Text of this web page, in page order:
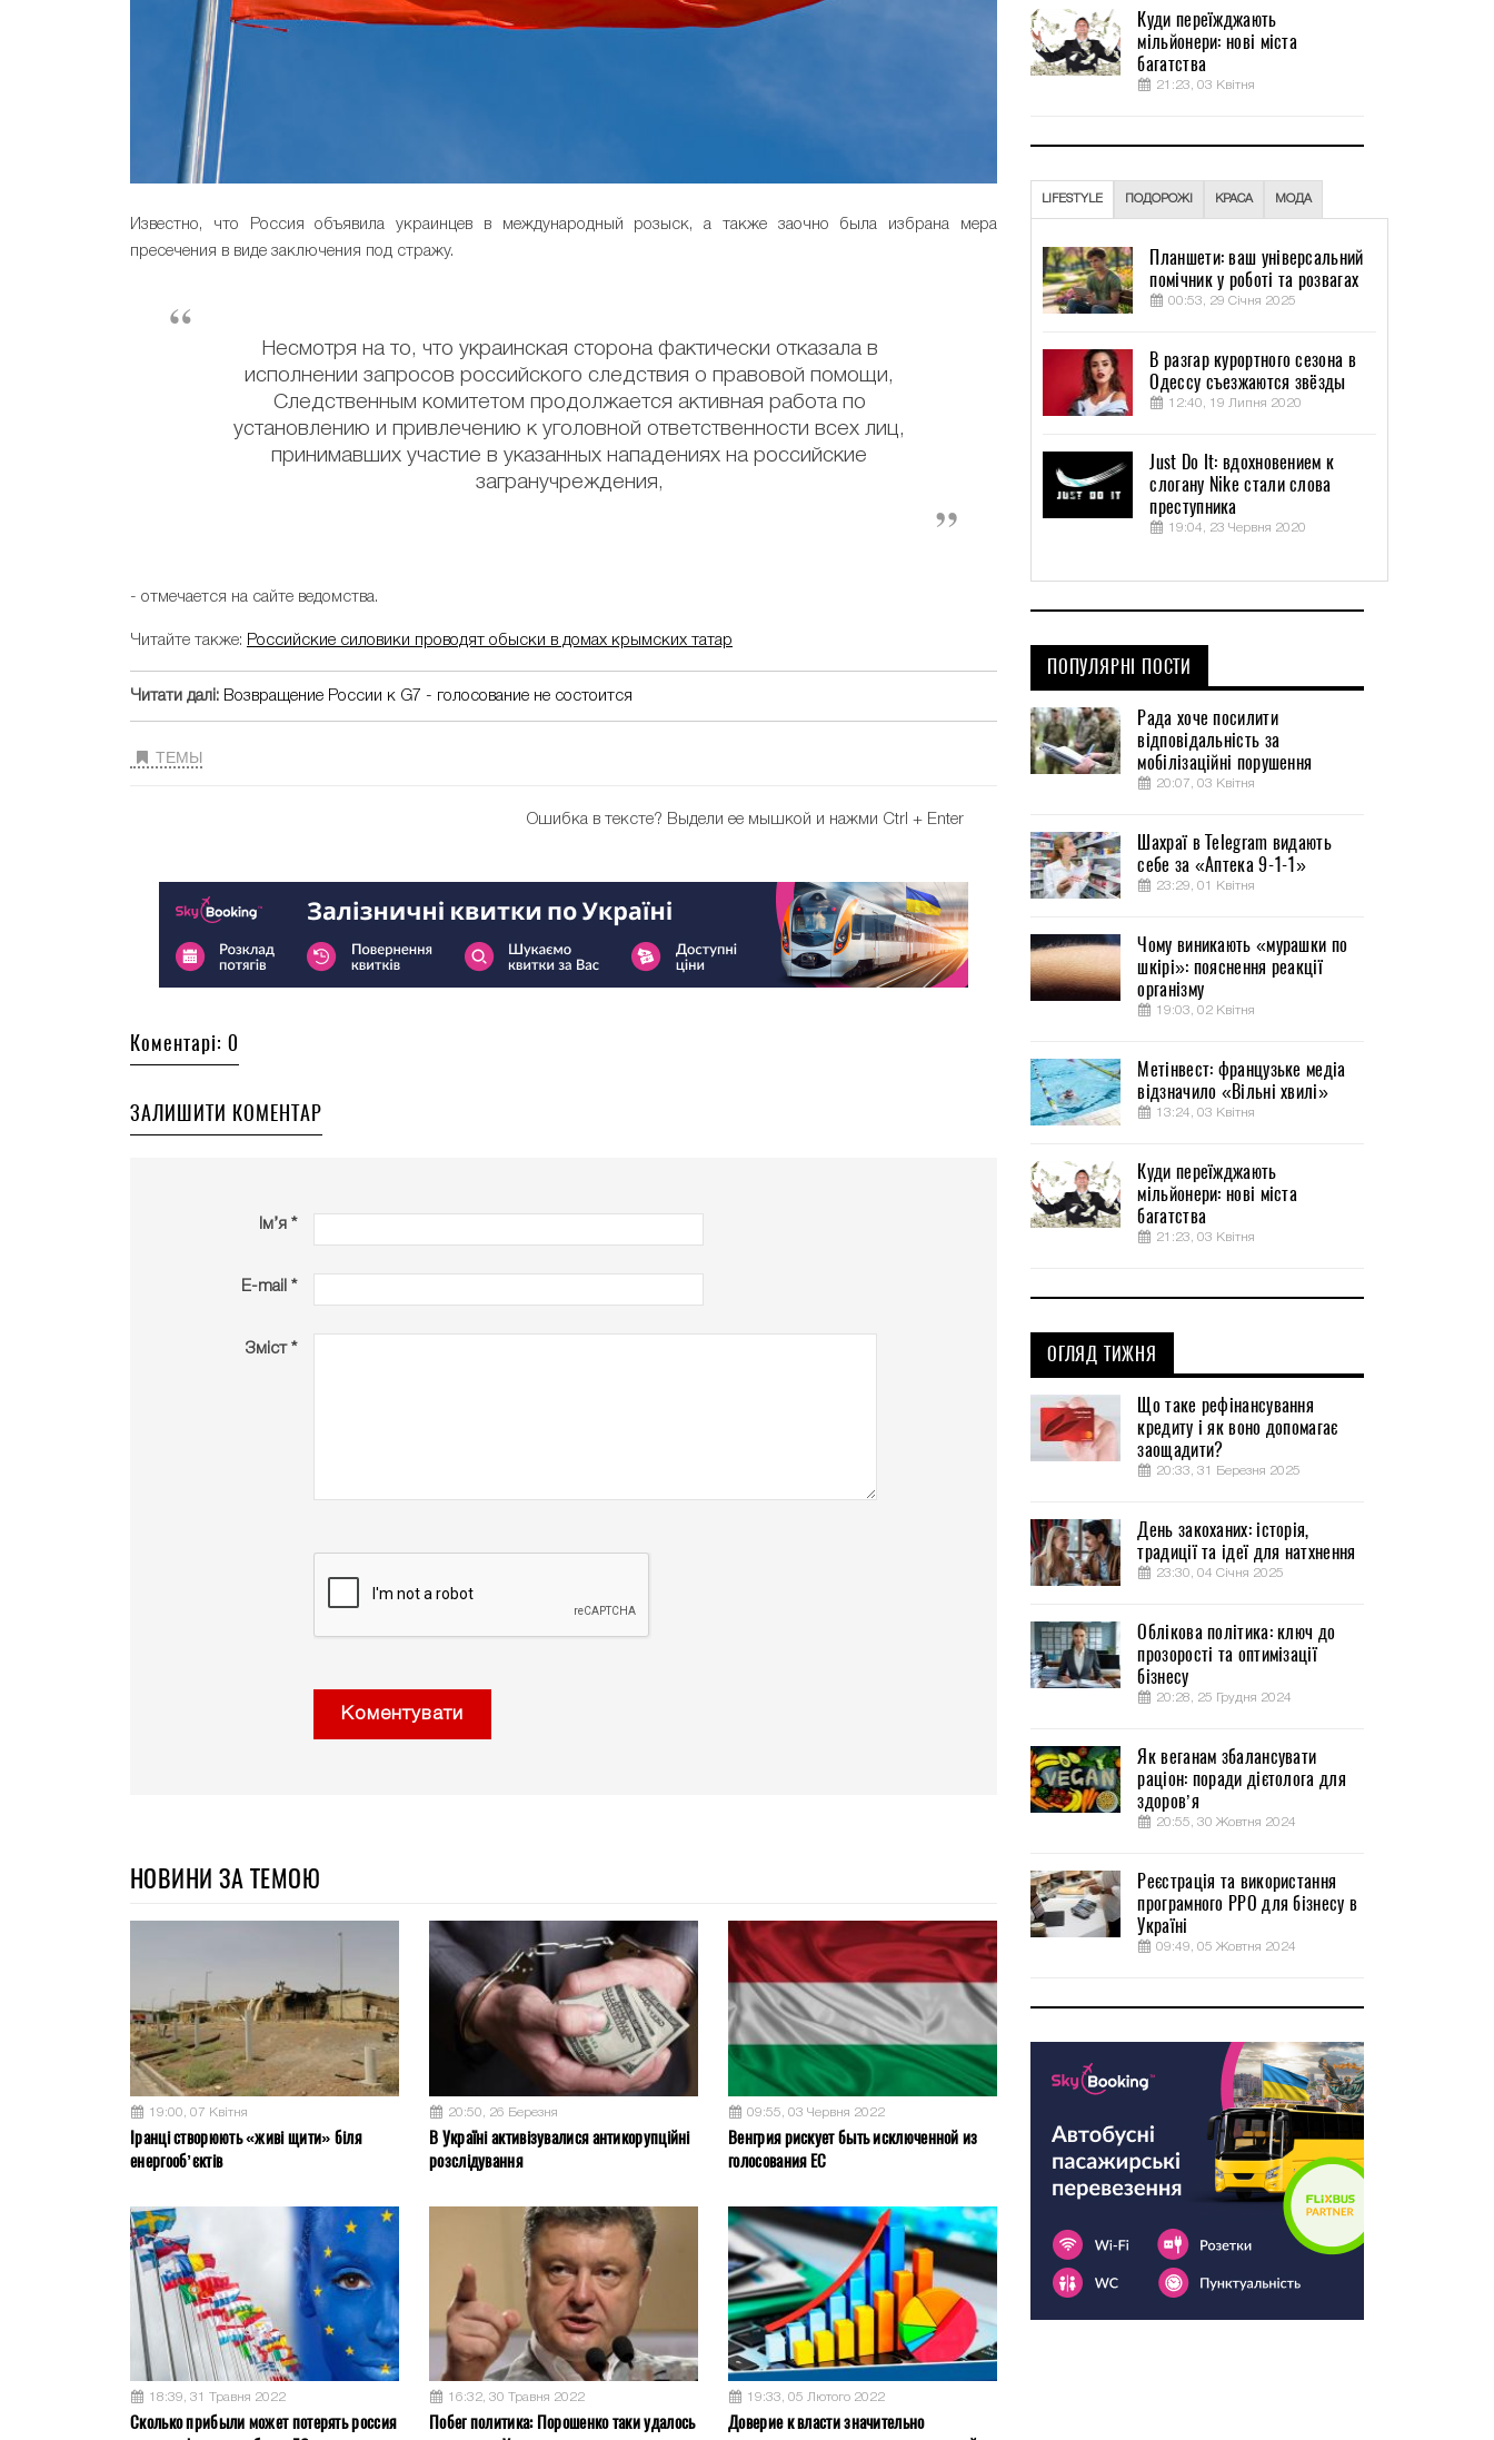
Известно, что Россия объявила украинцев в международный розыск, а также заочно была избрана мера
пресечения в виде заключения под стражу.
Несмотря на то, что украинская сторона фактически отказала в
исполнении запросов российского следствия о правовой помощи,
Следственным комитетом продолжается активная работа по
установлению и привлечению к уголовной ответственности всех лиц,
принимавших участие в указанных нападениях на российские
загранучреждения,
- отмечается на сайте ведомства.
Читайте также: Российские силовики проводят обыски в домах крымских татар
Читати далі: Возвращение России к G7 - голосование не состоится
ТЕМЫ
Ошибка в тексте? Выдели ее мышкой и нажми Ctrl + Enter
Коментарі: 0
ЗАЛИШИТИ КОМЕНТАР
Ім’я *
E-mail *
Зміст *
Коментувати
НОВИНИ ЗА ТЕМОЮ
19:00, 07 Квітня
Іранці створюють «живі щити» біля
енергооб’єктів
20:50, 26 Березня
В Україні активізувалися антикорупційні
розслідування
09:55, 03 Червня 2022
Венгрия рискует быть исключенной из
голосования ЕС
18:39, 31 Травня 2022
Сколько прибыли может потерять россия
16:32, 30 Травня 2022
Побег политика: Порошенко таки удалось
19:33, 05 Лютого 2022
Доверие к власти значительно
Куди переїжджають
мільйонери: нові міста
багатства
21:23, 03 Квітня
LIFESTYLE ПОДОРОЖІ КРАСА МОДА
Планшети: ваш універсальний
помічник у роботі та розвагах
00:53, 29 Січня 2025
В разгар курортного сезона в
Одессу съезжаются звёзды
12:40, 19 Липня 2020
Just Do It: вдохновением к
слогану Nike стали слова
преступника
19:04, 23 Червня 2020
ПОПУЛЯРНІ ПОСТИ
Рада хоче посилити
відповідальність за
мобілізаційні порушення
20:07, 03 Квітня
Шахраї в Telegram видають
себе за «Аптека 9-1-1»
23:29, 01 Квітня
Чому виникають «мурашки по
шкірі»: пояснення реакції
організму
19:03, 02 Квітня
Метінвест: французьке медіа
відзначило «Вільні хвилі»
13:24, 03 Квітня
Куди переїжджають
мільйонери: нові міста
багатства
21:23, 03 Квітня
ОГЛЯД ТИЖНЯ
Що таке рефінансування
кредиту і як воно допомагає
заощадити?
20:33, 31 Березня 2025
День закоханих: історія,
традиції та ідеї для натхнення
23:30, 04 Січня 2025
Облікова політика: ключ до
прозорості та оптимізації
бізнесу
20:28, 25 Грудня 2024
Як веганам збалансувати
раціон: поради дієтолога для
здоров’я
20:55, 30 Жовтня 2024
Реєстрація та використання
програмного РРО для бізнесу в
Україні
09:49, 05 Жовтня 2024